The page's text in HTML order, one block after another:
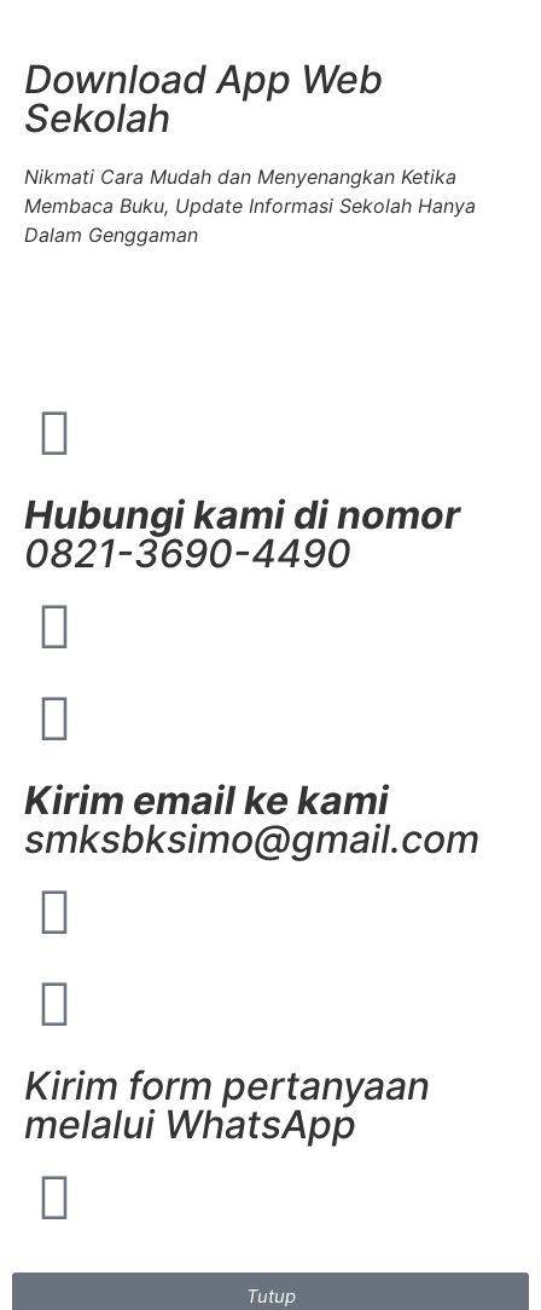
Download App Web
Sekolah
Nikmati Cara Mudah dan Menyenangkan Ketika
Membaca Buku, Update Informasi Sekolah Hanya
Dalam Genggaman
Hubungi kami di nomor
0821-3690-4490
Kirim email ke kami
smksbksimo@gmail.com
Kirim form pertanyaan
melalui WhatsApp
Tutup